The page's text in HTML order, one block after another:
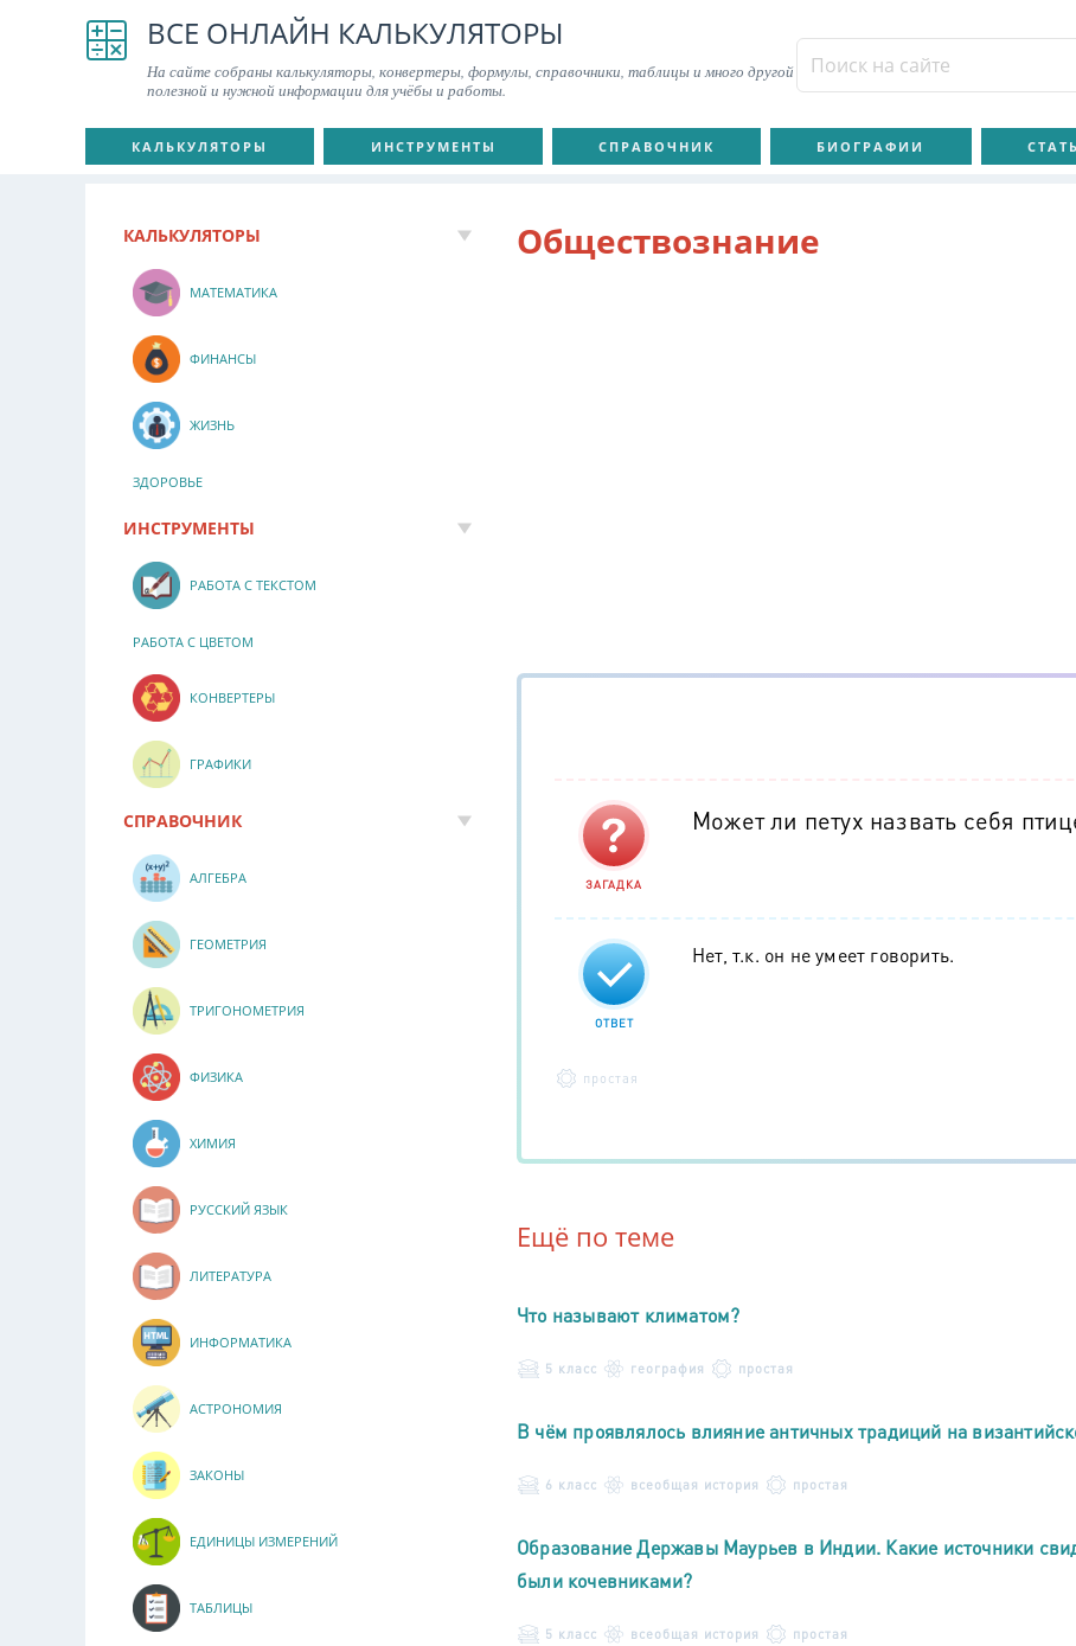
ВСЕ ОНЛАЙН КАЛЬКУЛЯТОРЫ
На сайте собраны калькуляторы, конвертеры, формулы, справочники, таблицы и много другой
полезной и нужной информации для учёбы и работы.
КАЛЬКУЛЯТОРЫ ИНСТРУМЕНТЫ СПРАВОЧНИК БИОГРАФИИ
Обществознание
ЗАГАДКА
Может ли петух назвать себя
ОТВЕТ
Нет, т.к. он не умеет говорить.
простая
Ещё по теме
Что называют климатом?
5 класс география простая
В чём проявлялось влияние античных традиций на
6 класс всеобщая история простая
Образование Державы Маурьев в Индии. Какие источники
были кочевниками?
5 класс всеобщая история простая
КАЛЬКУЛЯТОРЫ
МАТЕМАТИКА
ФИНАНСЫ
ЖИЗНЬ
ЗДОРОВЬЕ
ИНСТРУМЕНТЫ
РАБОТА С ТЕКСТОМ
РАБОТА С ЦВЕТОМ
КОНВЕРТЕРЫ
ГРАФИКИ
СПРАВОЧНИК
АЛГЕБРА
ГЕОМЕТРИЯ
ТРИГОНОМЕТРИЯ
ФИЗИКА
ХИМИЯ
РУССКИЙ ЯЗЫК
ЛИТЕРАТУРА
ИНФОРМАТИКА
АСТРОНОМИЯ
ЗАКОНЫ
ЕДИНИЦЫ ИЗМЕРЕНИЙ
ТАБЛИЦЫ